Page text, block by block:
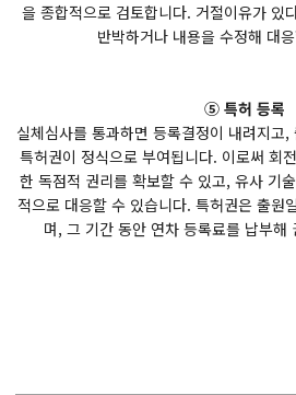
을 종합적으로 검토합니다. 거절이유가 있
반박하거나 내용을 수정해 대
⑤ 특허 등록
실체심사를 통과하면 등록결정이 내려지고
특허권이 정식으로 부여됩니다. 이로써 회
한 독점적 권리를 확보할 수 있고, 유사 기
적으로 대응할 수 있습니다. 특허권은 출원
며, 그 기간 동안 연차 등록료를 납부해